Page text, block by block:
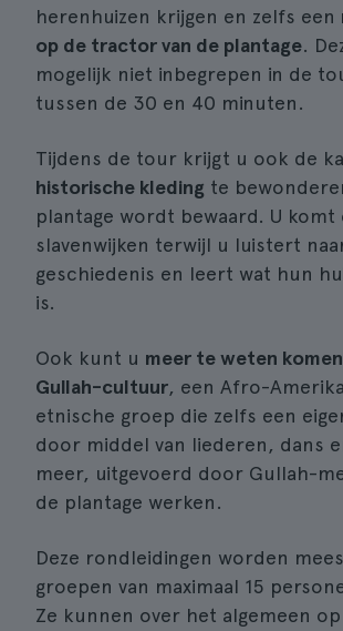
herenhuizen krijgen en zelfs een
op de tractor van de plantage.
mogelijk niet inbegrepen in de
tussen de 30 en 40 minuten.
Tijdens de tour krijgt u ook de
historische kleding te
plantage wordt bewaard. U komt
slavenwijken terwijl u luistert
geschiedenis en leert wat hun
is.
Ook kunt u meer te weten
Gullah-cultuur, een Afro-
etnische groep die zelfs een
door middel van liederen, dans
meer, uitgevoerd door Gullah-
de plantage werken.
Deze rondleidingen worden
groepen van maximaal 15
Ze kunnen over het algemeen op